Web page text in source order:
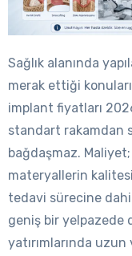
Sağlık alanında
merak ettiği
implant fiyatları
standart rakamdan
bağdaşmaz.
materyallerin
tedavi sürecine
geniş bir yelpazede
yatırımlarında